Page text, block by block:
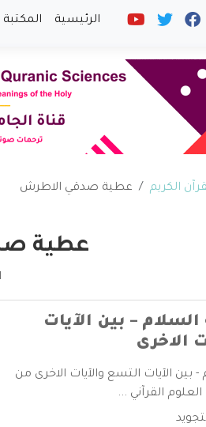
الرئيسية المكتبة
الكريم عطية صدقي الاطرش
عطية
– بين الآيات
الاخرى
الآيات التسع والآيات الاخرى من
القرآني ...